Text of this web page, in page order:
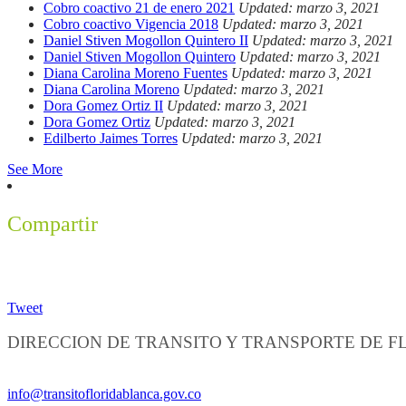
Cobro coactivo 21 de enero 2021 Updated: marzo 3, 2021
Cobro coactivo Vigencia 2018 Updated: marzo 3, 2021
Daniel Stiven Mogollon Quintero II Updated: marzo 3, 2021
Daniel Stiven Mogollon Quintero Updated: marzo 3, 2021
Diana Carolina Moreno Fuentes Updated: marzo 3, 2021
Diana Carolina Moreno Updated: marzo 3, 2021
Dora Gomez Ortiz II Updated: marzo 3, 2021
Dora Gomez Ortiz Updated: marzo 3, 2021
Edilberto Jaimes Torres Updated: marzo 3, 2021
See More
Compartir
Tweet
DIRECCION DE TRANSITO Y TRANSPORTE DE
info@transitofloridablanca.gov.co